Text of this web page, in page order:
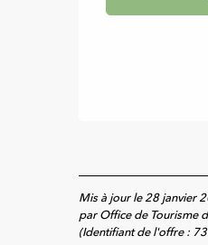
Mis à jour le 28 janvier
par Office de Tourisme
(Identifiant de l'offre :